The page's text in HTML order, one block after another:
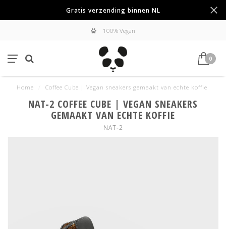
Gratis verzending binnen NL
100% Vegan
0
Home Coffee Cube | Vegan sneakers gemaakt van echte koffie
NAT-2 COFFEE CUBE | VEGAN SNEAKERS
GEMAAKT VAN ECHTE KOFFIE
NAT-2